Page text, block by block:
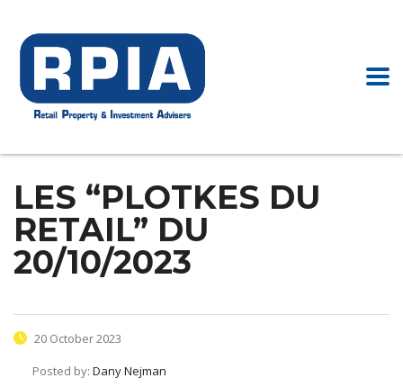
LES “PLOTKES DU
RETAIL” DU
20/10/2023
20 October 2023
Posted by: Dany Nejman